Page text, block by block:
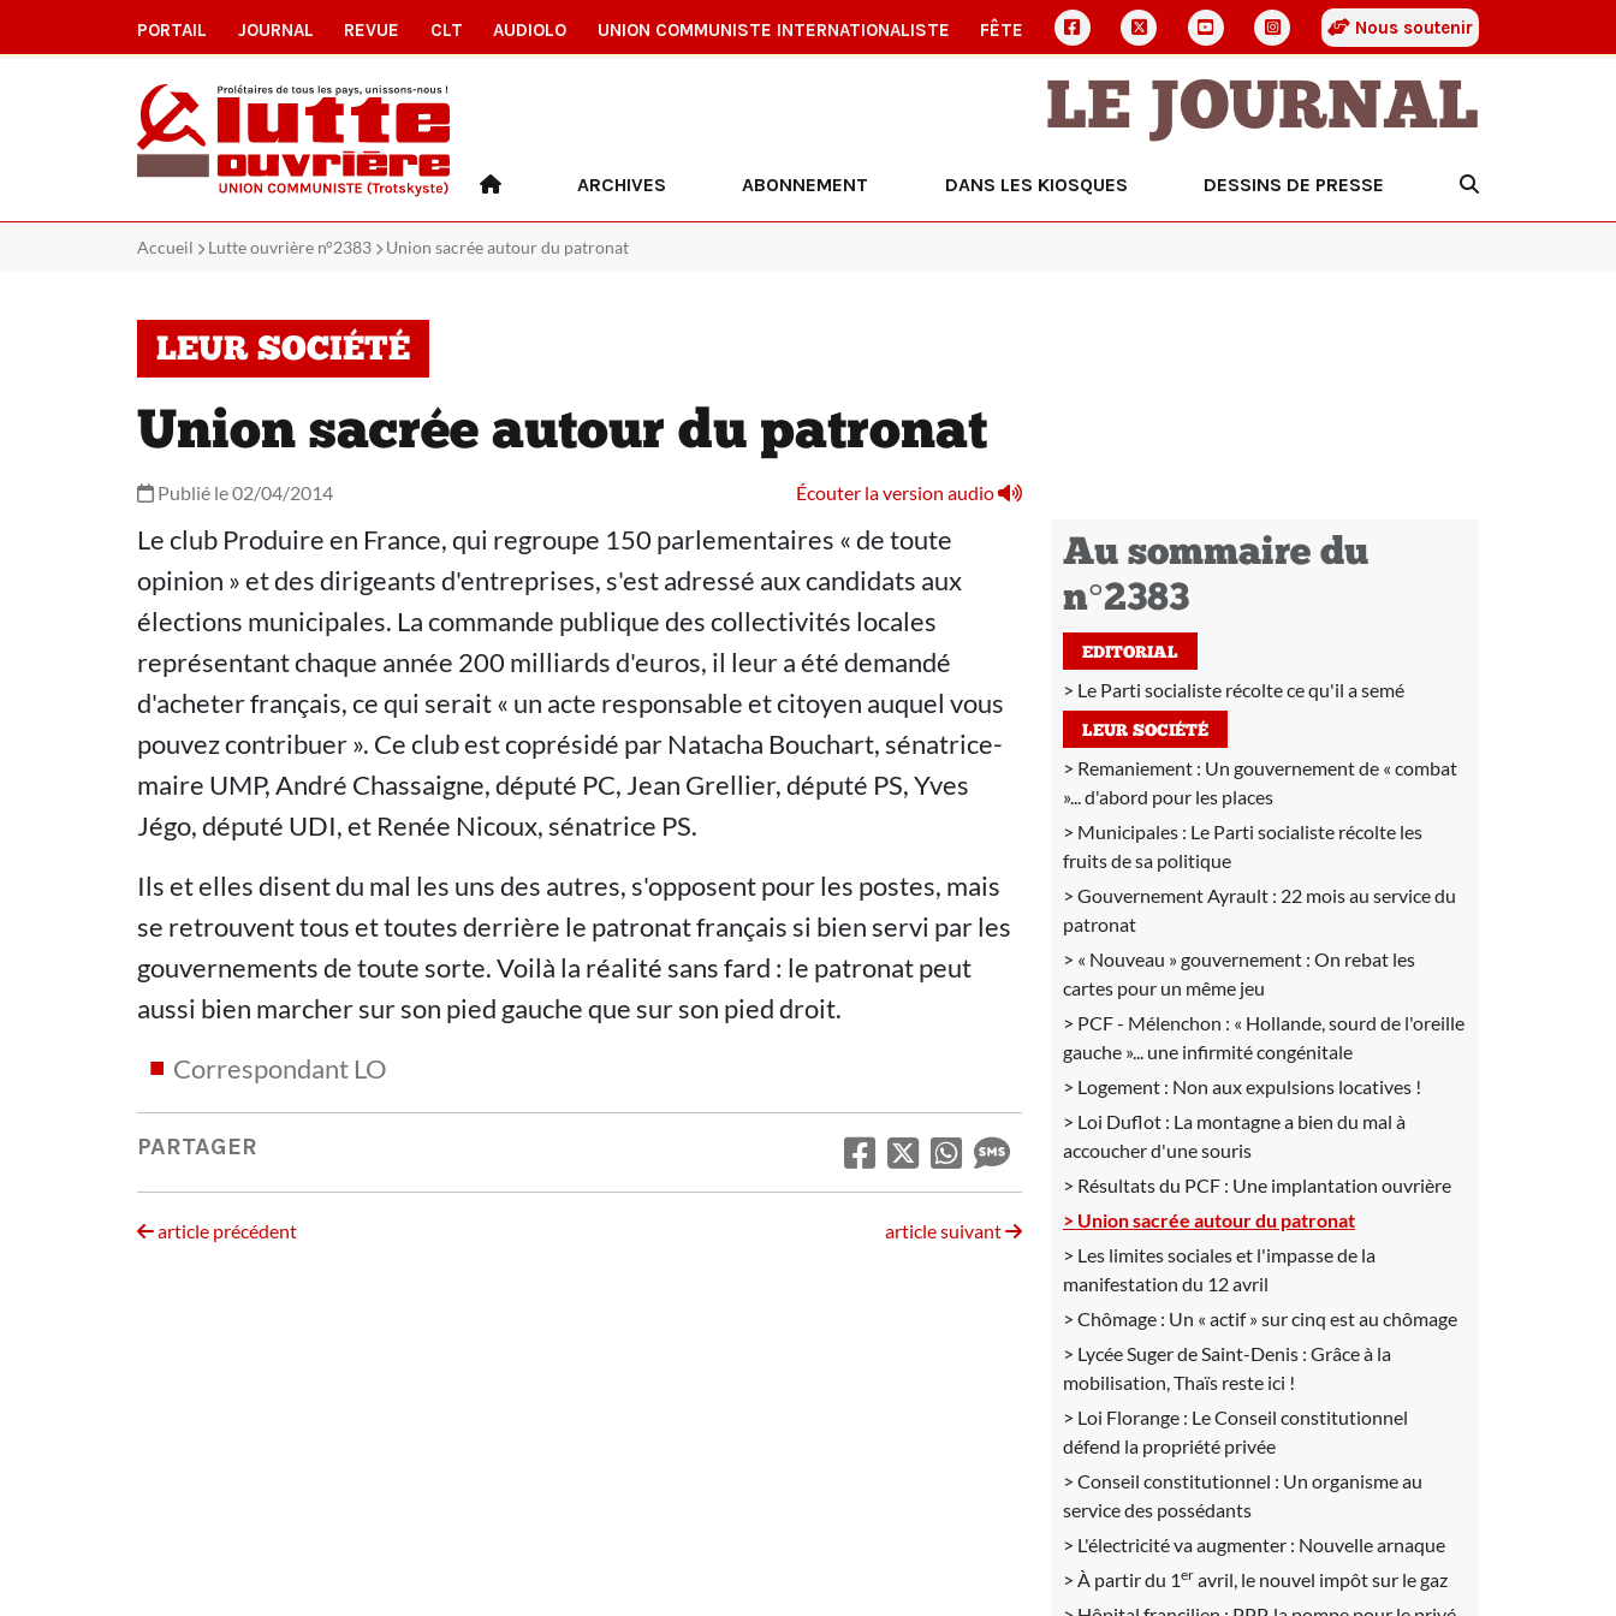
PORTAIL JOURNAL REVUE CLT AUDIOLO UNION COMMUNISTE INTERNATIONALISTE FÊTE Nous soutenir
LE JOURNAL
ARCHIVES ABONNEMENT DANS LES KIOSQUES DESSINS DE PRESSE
Accueil Lutte ouvrière n°2383 Union sacrée autour du patronat
LEUR SOCIÉTÉ
Union sacrée autour du patronat
Publié le 02/04/2014 Écouter la version audio
Le club Produire en France, qui regroupe 150 parlementaires « de toute
opinion » et des dirigeants d'entreprises, s'est adressé aux candidats aux
élections municipales. La commande publique des collectivités locales
représentant chaque année 200 milliards d'euros, il leur a été demandé
d'acheter français, ce qui serait « un acte responsable et citoyen auquel vous
pouvez contribuer ». Ce club est coprésidé par Natacha Bouchart, sénatrice-
maire UMP, André Chassaigne, député PC, Jean Grellier, député PS, Yves
Jégo, député UDI, et Renée Nicoux, sénatrice PS.
Ils et elles disent du mal les uns des autres, s'opposent pour les postes, mais
se retrouvent tous et toutes derrière le patronat français si bien servi par les
gouvernements de toute sorte. Voilà la réalité sans fard : le patronat peut
aussi bien marcher sur son pied gauche que sur son pied droit.
Correspondant LO
PARTAGER
article précédent article suivant
Au sommaire du
n°2383
EDITORIAL
Le Parti socialiste récolte ce qu'il a semé
LEUR SOCIÉTÉ
Remaniement : Un gouvernement de « combat
»... d'abord pour les places
Municipales : Le Parti socialiste récolte les
fruits de sa politique
Gouvernement Ayrault : 22 mois au service du
patronat
« Nouveau » gouvernement : On rebat les
cartes pour un même jeu
PCF - Mélenchon : « Hollande, sourd de l'oreille
gauche »... une infirmité congénitale
Logement : Non aux expulsions locatives !
Loi Duflot : La montagne a bien du mal à
accoucher d'une souris
Résultats du PCF : Une implantation ouvrière
Union sacrée autour du patronat
Les limites sociales et l'impasse de la
manifestation du 12 avril
Chômage : Un « actif » sur cinq est au chômage
Lycée Suger de Saint-Denis : Grâce à la
mobilisation, Thaïs reste ici !
Loi Florange : Le Conseil constitutionnel
défend la propriété privée
Conseil constitutionnel : Un organisme au
service des possédants
L'électricité va augmenter : Nouvelle arnaque
À partir du 1er avril, le nouvel impôt sur le gaz